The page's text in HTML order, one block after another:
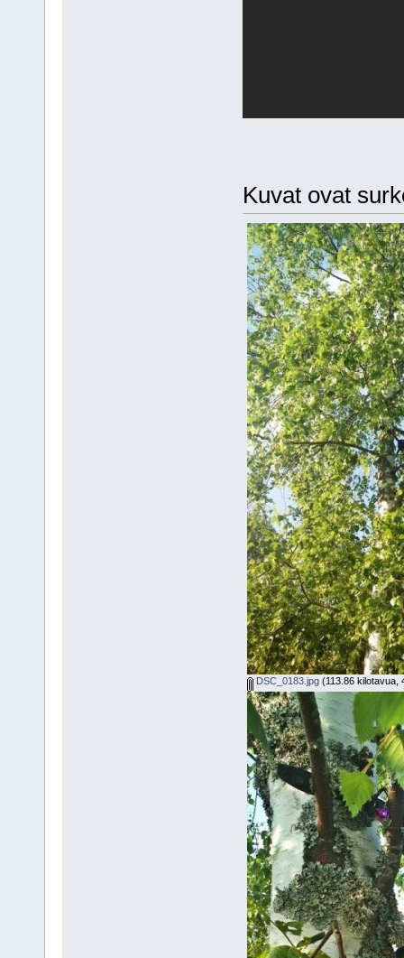
Kuvat ovat
DSC_0183.jpg(113.86 kilotavua,